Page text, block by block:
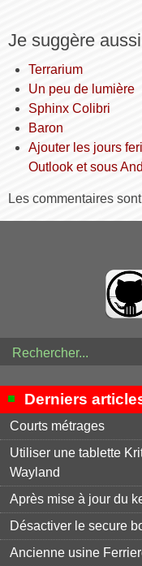
Je suggère aussi
Terrarium
Un peu de lumière
Sphinx Colibri
Baron
Ajouter les jours
Outlook et sous
Les commentaires
Derniers
Courts métrages
Utiliser une tablette
Wayland
Après mise à jour du
Désactiver le secure
Ancienne usine